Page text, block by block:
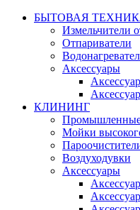
БЫТОВАЯ
Измельчители
Отпариватели
Аксессуары
КЛИНИНГ
Мойки
Воздуходувки
Аксессуары